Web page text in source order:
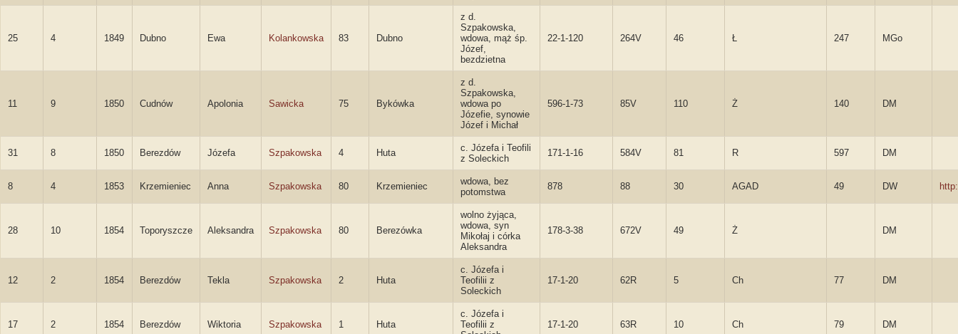
25 4 1849 Dubno Ewa Kolankowska 83 Dubno
z d.
Szpakowska,
wdowa, mąż śp.
Józef,
bezdzietna
22-1-120 264V 46 Ł 247 MGo
11 9 1850 Cudnów Apolonia Sawicka 75 Bykówka
z d.
Szpakowska,
wdowa po
Józefie, synowie
Józef i Michał
596-1-73 85V 110 Ż 140 DM
31 8 1850 Berezdów Józefa Szpakowska 4 Huta
c. Józefa i Teofili
z Soleckich
171-1-16 584V 81 R 597 DM
8 4 1853 Krzemieniec Anna Szpakowska 80 Krzemieniec
wdowa, bez
potomstwa
878 88 30 AGAD 49 DW
28 10 1854 Toporyszcze Aleksandra Szpakowska 80 Berezówka
wolno żyjąca,
wdowa, syn
Mikołaj i córka
Aleksandra
178-3-38 672V 49 Ż DM
12 2 1854 Berezdów Tekla Szpakowska 2 Huta
c. Józefa i
Teofilii z
Soleckich
17-1-20 62R 5 Ch 77 DM
17 2 1854 Berezdów Wiktoria Szpakowska 1 Huta
c. Józefa i
Teofilii z
17-1-20 63R 10 Ch 79 DM